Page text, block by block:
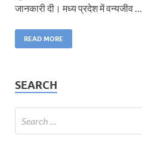
जानकारी दी। मध्य प्रदेश में वन्यजीव …
READ MORE
SEARCH